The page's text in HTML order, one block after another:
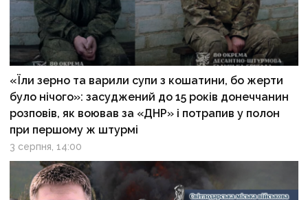
«Їли зерно та варили супи з кошатини, бо жерти
було нічого»: засуджений до 15 років донеччанин
розповів, як воював за «ДНР» і потрапив у полон
при першому ж штурмі
3 серпня, 14:00